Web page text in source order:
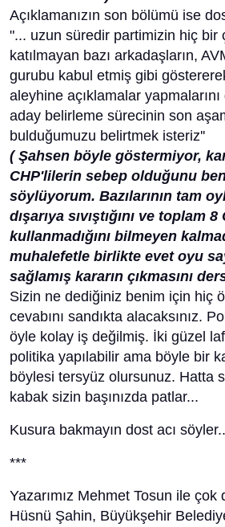
Açıklamanızın son bölümü ise
"... uzun süredir partimizin hiç bir
katılmayan bazı arkadaşların,
gurubu kabul etmiş gibi
aleyhine açıklamalar
aday belirleme sürecinin son
bulduğumuzu belirtmek isteriz''
( Şahsen böyle göstermiyor,
CHP'lilerin sebep olduğunu
söylüyorum. Bazılarının tam
dışarıya sıvıştığını ve toplam
kullanmadığını bilmeyen
muhalefetle birlikte evet oyu
sağlamış kararın çıkmasını
Sizin ne dediğiniz benim için hiç
cevabını sandıkta alacaksınız.
öyle kolay iş değilmiş. İki güzel
politika yapılabilir ama böyle bir
böylesi tersyüz olursunuz. Hatta
kabak sizin başınızda patlar...
Kusura bakmayın dost acı
***
Yazarımız Mehmet Tosun ile
Hüsnü Şahin, Büyükşehir